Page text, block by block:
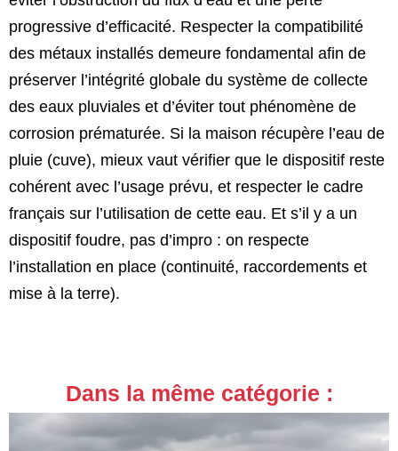
progressive d’efficacité. Respecter la compatibilité
des métaux installés demeure fondamental afin de
préserver l’intégrité globale du système de collecte
des eaux pluviales et d’éviter tout phénomène de
corrosion prématurée. Si la maison récupère l’eau de
pluie (cuve), mieux vaut vérifier que le dispositif reste
cohérent avec l’usage prévu, et respecter le cadre
français sur l’utilisation de cette eau. Et s’il y a un
dispositif foudre, pas d’impro : on respecte
l’installation en place (continuité, raccordements et
mise à la terre).
Dans la même catégorie :